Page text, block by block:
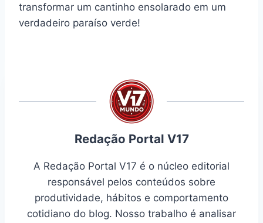
transformar um cantinho ensolarado em um
verdadeiro paraíso verde!
Redação Portal V17
A Redação Portal V17 é o núcleo editorial
responsável pelos conteúdos sobre
produtividade, hábitos e comportamento
cotidiano do blog. Nosso trabalho é analisar